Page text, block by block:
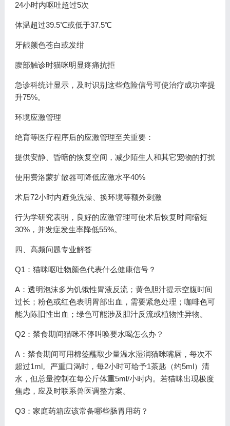
24小时内呕吐超过5次
体温超过39.5℃或低于37.5℃
牙龈颜色苍白或发绀
腹部触诊时猫咪明显疼痛抗拒
急诊科统计显示，及时识别这些危险信号可使治疗成功率提
升75%。
环境应激管理
绝育等医疗程序后的应激管理至关重要：
提供安静、昏暗的恢复空间，减少陌生人和其它宠物的打扰
使用费洛蒙扩散器可降低应激水平40%
术后72小时内避免洗澡、换环境等额外刺激
行为学研究表明，良好的应激管理可使术后恢复时间缩短
30%，并发症发生率降低55%。
四、高频问题专业解答
Q1：猫咪呕吐物颜色代表什么健康信号？
A：透明泡沫多为饥饿性胃液反流；黄色胆汁提示空腹时间
过长；粉色或红色表明胃部出血，需要紧急处理；咖啡色可
能为陈旧性出血；绿色可能涉及胆汁反流或植物性异物。
Q2：禁食期间猫咪不停叫唤要水喝怎么办？
A：禁食期间可用棉签蘸取少量温水湿润猫咪嘴唇，每次不
超过1ml。严重口渴时，每2小时可给予1茶匙（约5ml）清
水，但总量控制在每公斤体重5ml/小时内。若猫咪出现极度
焦虑，应及时联系兽医调整方案。
Q3：家庭药箱应该常备哪些肠胃用药？